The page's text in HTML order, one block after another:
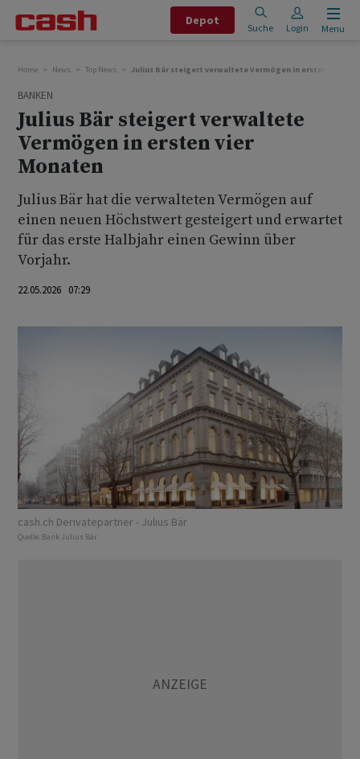
Depot
Suche Login Menu
Home News Top News Julius Bär steigert verwaltete Vermögen in ersten vier
BANKEN
Julius Bär steigert verwaltete
Vermögen in ersten vier
Monaten
Julius Bär hat die verwalteten Vermögen auf
einen neuen Höchstwert gesteigert und erwartet
für das erste Halbjahr einen Gewinn über
Vorjahr.
22.05.2026 07:29
cash.ch Derivatepartner - Julius Bär
Quelle: Bank Julius Bär